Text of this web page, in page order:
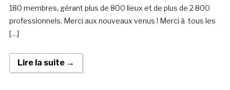
180 membres, gérant plus de 800 lieux et de plus de 2 800
professionnels. Merci aux nouveaux venus ! Merci à tous les
[…]
Lire la suite →